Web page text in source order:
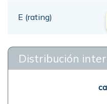
E (rating)
Distribución